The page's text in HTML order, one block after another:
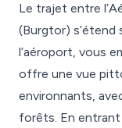
Le trajet entre
(Burgtor) s’étend
l’aéroport, vous
offre une vue
environnants,
forêts. En entrant